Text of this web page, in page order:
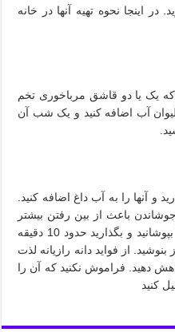
اینجا نحوه تهیه آنها در خانه
که یک یا دو قاشق مرباخوری تخم
لیوان آب اضافه کنید و یک شب آن
و آنها را به آب داغ اضافه کنید.
باعث از بین رفتن بیشتر
مواد مغذی آن می شود. روی آن را بپوشانید و بگذارید حدود 10 دقیقه
از فواید دانه رازیانه لذت
دهید. فراموش نکنید که آن را
کنید